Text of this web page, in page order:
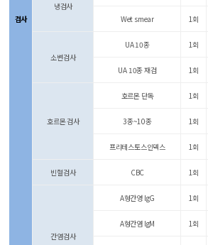
검사
냉검사
Wet smear 1회
소변검사
UA 10종 1회
UA 10종 재검 1회
호르몬 검사
호르몬 단독 1회
3종~10종 1회
프리테스토스인덱스 1회
빈혈검사 CBC 1회
간염검사
A형간영 lgG 1회
A형간염 lgM 1회